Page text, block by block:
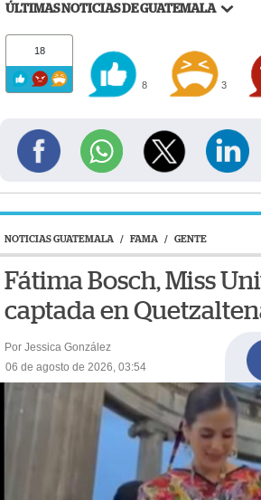
ÚLTIMAS NOTICIAS DE GUATEMALA
18
8 3
NOTICIAS GUATEMALA / FAMA / GENTE
Fátima Bosch, Miss
captada en
Por Jessica González
06 de agosto de 2026, 03:54